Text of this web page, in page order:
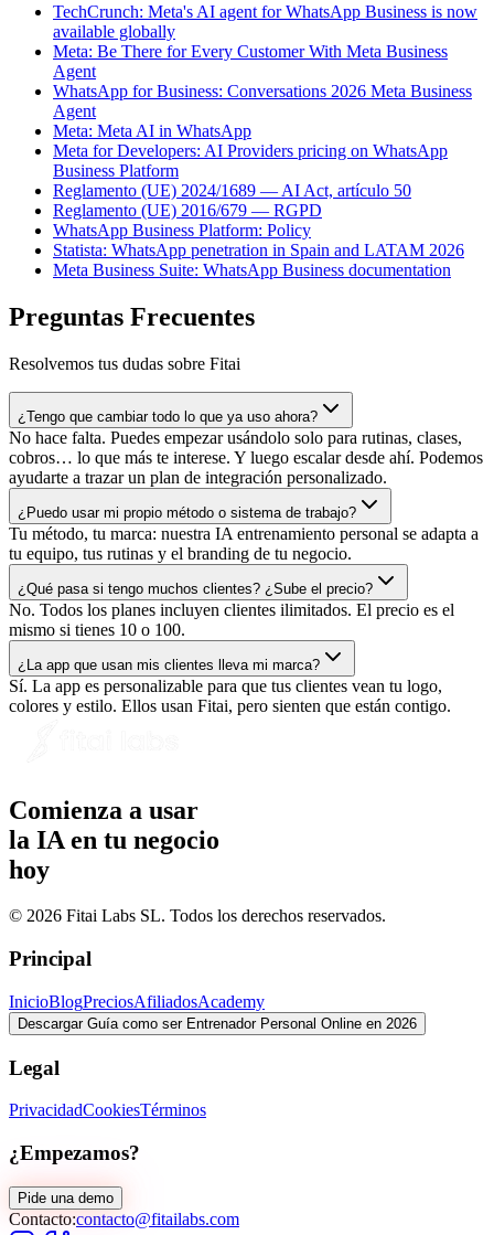
TechCrunch: Meta's AI agent for WhatsApp Business is now
available globally
Meta: Be There for Every Customer With Meta Business
Agent
WhatsApp for Business: Conversations 2026 Meta Business
Agent
Meta: Meta AI in WhatsApp
Meta for Developers: AI Providers pricing on WhatsApp
Business Platform
Reglamento (UE) 2024/1689 — AI Act, artículo 50
Reglamento (UE) 2016/679 — RGPD
WhatsApp Business Platform: Policy
Statista: WhatsApp penetration in Spain and LATAM 2026
Meta Business Suite: WhatsApp Business documentation
Preguntas Frecuentes
Resolvemos tus dudas sobre Fitai
¿Tengo que cambiar todo lo que ya uso ahora?
No hace falta. Puedes empezar usándolo solo para rutinas, clases,
cobros… lo que más te interese. Y luego escalar desde ahí. Podemos
ayudarte a trazar un plan de integración personalizado.
¿Puedo usar mi propio método o sistema de trabajo?
Tu método, tu marca: nuestra IA entrenamiento personal se adapta a
tu equipo, tus rutinas y el branding de tu negocio.
¿Qué pasa si tengo muchos clientes? ¿Sube el precio?
No. Todos los planes incluyen clientes ilimitados. El precio es el
mismo si tienes 10 o 100.
¿La app que usan mis clientes lleva mi marca?
Sí. La app es personalizable para que tus clientes vean tu logo,
colores y estilo. Ellos usan Fitai, pero sienten que están contigo.
Comienza a usar
la IA en tu negocio
hoy
© 2026 Fitai Labs SL. Todos los derechos reservados.
Principal
InicioBlogPreciosAfiliadosAcademy
Descargar Guía como ser Entrenador Personal Online en 2026
Legal
PrivacidadCookiesTérminos
¿Empezamos?
Pide una demo
Contacto:contacto@fitailabs.com